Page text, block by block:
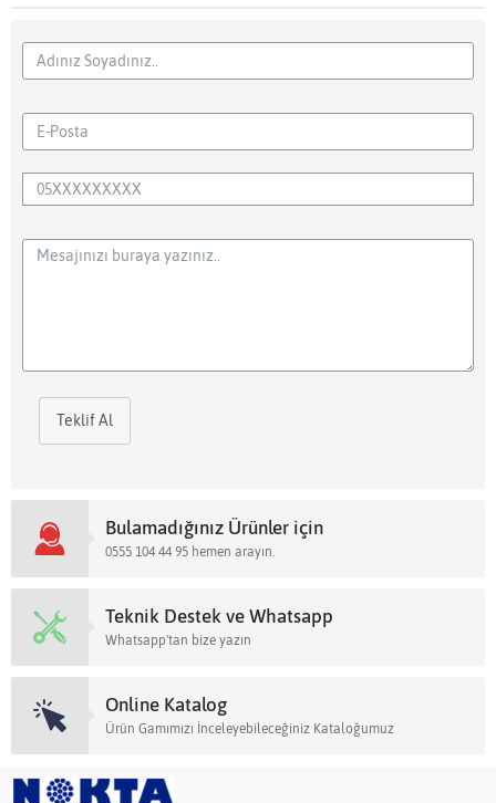
Teklif Al
Bulamadığınız Ürünler için
0555 104 44 95 hemen arayın.
Teknik Destek ve Whatsapp
Whatsapp'tan bize yazın
Online Katalog
Ürün Gamımızı İnceleyebileceğiniz Kataloğumuz